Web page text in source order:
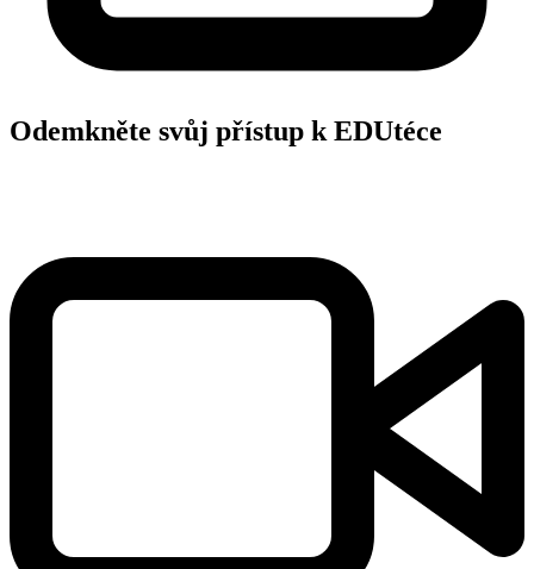
Odemkněte svůj přístup k EDUtéce